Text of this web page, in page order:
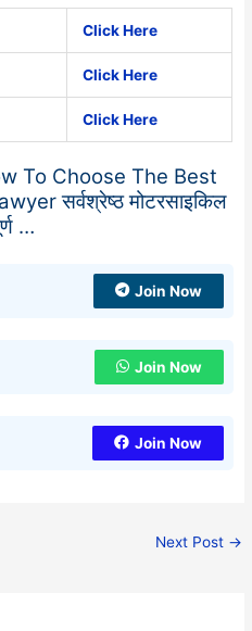
Click Here
Click Here
Click Here
To Choose The Best
सर्वश्रेष्ठ मोटरसाइकिल
…
Join Now
Join Now
Join Now
Next Post →